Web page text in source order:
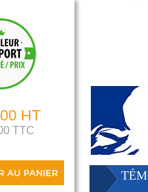
HT
TTC
AU PANIER